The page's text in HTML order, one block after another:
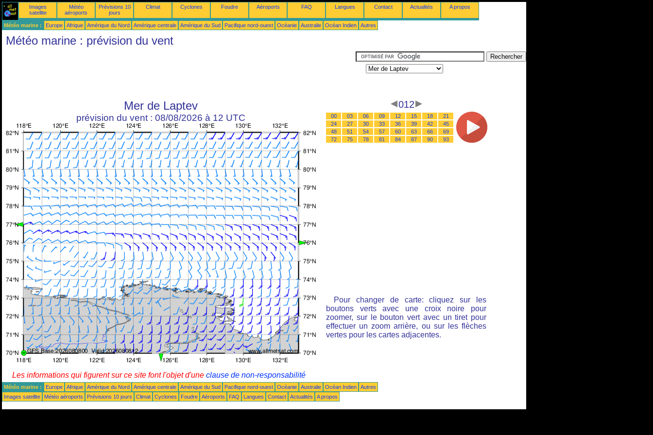
Images
satellite
Météo
aéroports
Prévisions 10
jours
Climat Cyclones Foudre Aéroports FAQ Langues Contact Actualités A propos
Météo marine : Europe Afrique Amérique du Nord Amérique centrale Amérique du Sud Pacifique nord-ouest Océanie Australie Océan Indien Autres
Météo marine : prévision du vent
Mer de Laptev
prévision du vent : 08/08/2026 à 12 UTC
012
00 03 06 09 12 15 18
21
24
27 30 33 36 39 42
45
48
51 54 57 60 63 66
69
72
75 78 81 84 87 90 93
Pour changer de carte: cliquez sur les
boutons verts avec une croix noire pour
zoomer, sur le bouton vert avec un tiret pour
effectuer un zoom arrière, ou sur les flèches
vertes pour les cartes adjacentes.
Les informations qui figurent sur ce site font l'objet d'une clause de non-responsabilité
Météo marine : Europe Afrique Amérique du Nord Amérique centrale Amérique du Sud Pacifique nord-ouest Océanie Australie Océan Indien
Autres
Images satellite
Météo aéroports Prévisions 10 jours Climat Cyclones Foudre Aéroports FAQ Langues Contact Actualités A propos